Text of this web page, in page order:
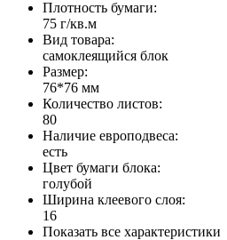
Плотность бумаги:
75 г/кв.м
Вид товара:
самоклеящийся блок
Размер:
76*76 мм
Количество листов:
80
Наличие европодвеса:
есть
Цвет бумаги блока:
голубой
Ширина клеевого слоя:
16
Показать все характеристики